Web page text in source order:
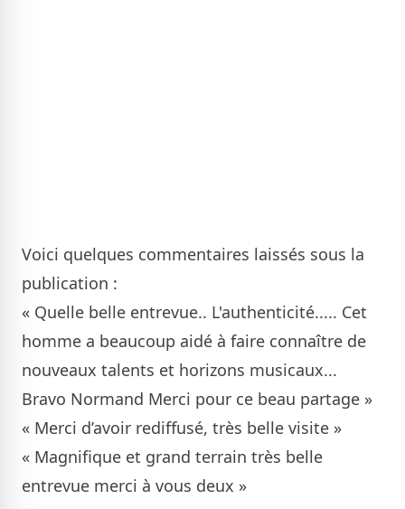
Voici quelques commentaires laissés sous la
publication :
« Quelle belle entrevue.. L'authenticité..... Cet
homme a beaucoup aidé à faire connaître de
nouveaux talents et horizons musicaux...
Bravo Normand Merci pour ce beau partage »
« Merci d’avoir rediffusé, très belle visite »
« Magnifique et grand terrain très belle
entrevue merci à vous deux »